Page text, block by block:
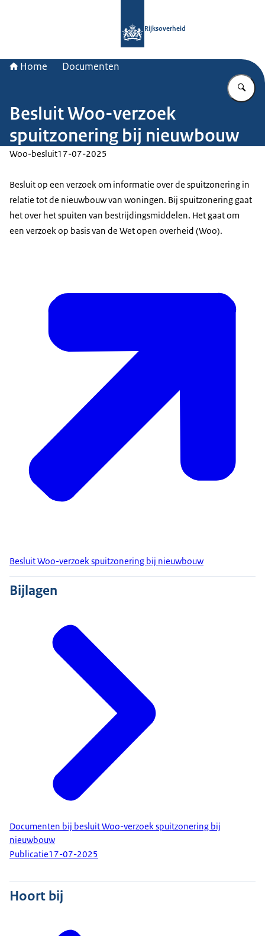
Rijksoverheid
Home Documenten
Besluit Woo-verzoek
spuitzonering bij nieuwbouw
Woo-besluit17-07-2025
Besluit op een verzoek om informatie over de spuitzonering in
relatie tot de nieuwbouw van woningen. Bij spuitzonering gaat
het over het spuiten van bestrijdingsmiddelen. Het gaat om
een verzoek op basis van de Wet open overheid (Woo).
Besluit Woo-verzoek spuitzonering bij nieuwbouw
Bijlagen
Documenten bij besluit Woo-verzoek spuitzonering bij
nieuwbouw
Publicatie17-07-2025
Hoort bij